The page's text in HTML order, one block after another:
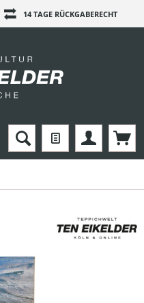
14 TAGE RÜCKGABERECHT